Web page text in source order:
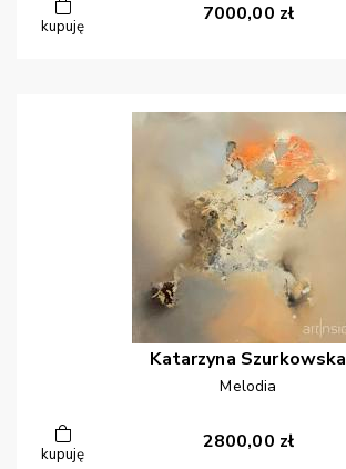
kupuję
7000,00 zł
Katarzyna Szurkowska
Melodia
kupuję
2800,00 zł